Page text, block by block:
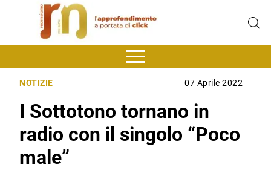
NOTIZIE 07 Aprile 2022
I Sottotono tornano in
radio con il singolo “Poco
male”